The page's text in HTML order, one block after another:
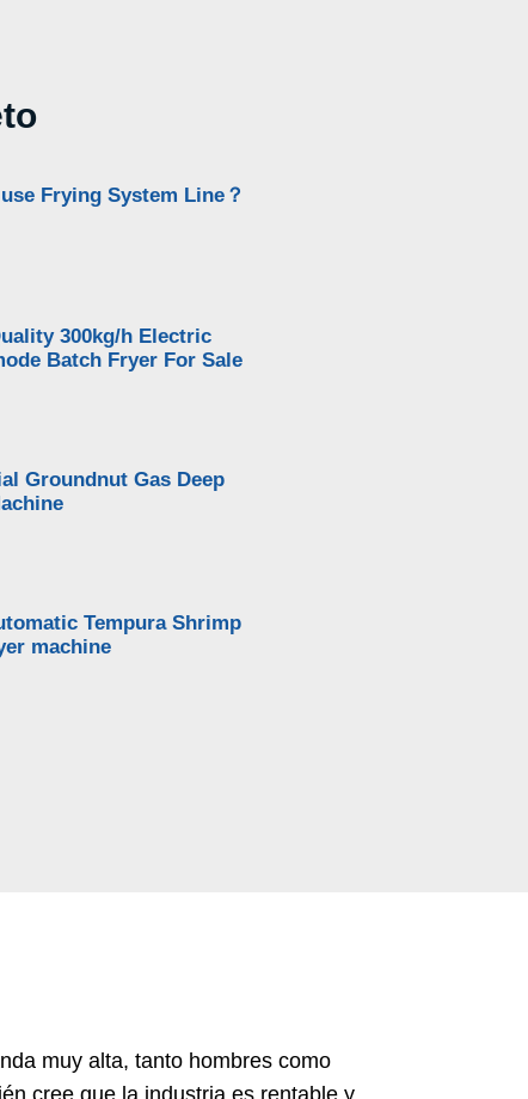
Frying System Line？
300kg/h Electric
Batch Fryer For Sale
Groundnut Gas Deep
Tempura Shrimp
machine
muy alta, tanto hombres como
cree que la industria es rentable y